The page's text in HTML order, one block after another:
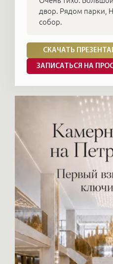
двор. Рядом парки,
собор.
СКАЧАТЬ
ЗАПИСАТЬСЯ НА